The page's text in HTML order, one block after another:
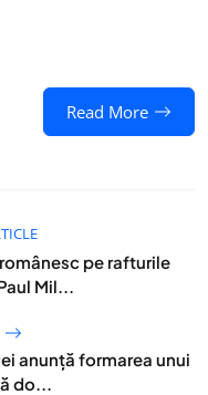
Read More
pe rafturile
Mil...
anunță formarea unui
do...